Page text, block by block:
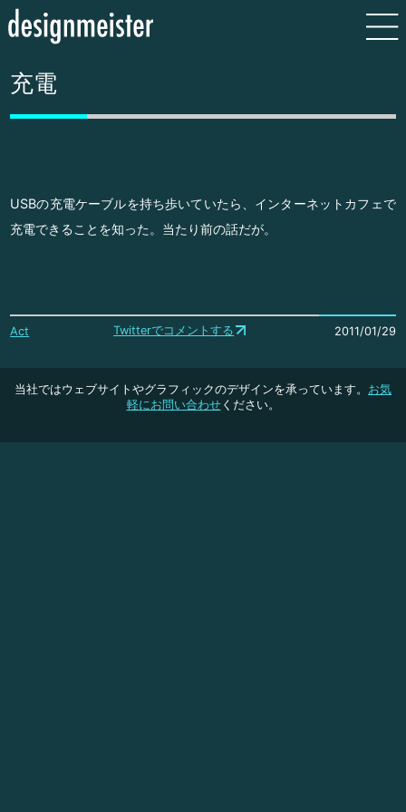
充電
USBの充電ケーブルを持ち歩いていたら、インターネットカフェで
充電できることを知った。当たり前の話だが。
Act Twitterでコメントする 2011/01/29
当社ではウェブサイトやグラフィックのデザインを承っています。 お気
軽にお問い合わせください。